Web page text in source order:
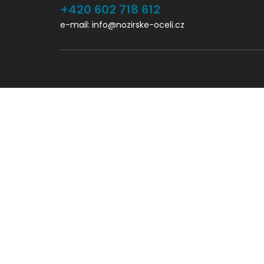
+420 602 718 612
e-mail: info@nozirske-oceli.cz